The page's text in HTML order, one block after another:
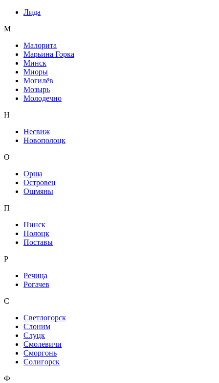
Лида
М
Малорита
Марьина Горка
Минск
Миоры
Могилёв
Мозырь
Молодечно
Н
Несвиж
Новополоцк
О
Орша
Островец
Ошмяны
П
Пинск
Полоцк
Поставы
Р
Речица
Рогачев
С
Светлогорск
Слоним
Слуцк
Смолевичи
Сморгонь
Солигорск
Ф